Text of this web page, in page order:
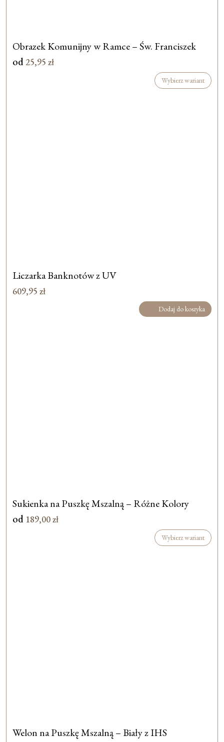
Obrazek Komunijny w Ramce – Św. Franciszek
od 25,95 zł
Wybierz wariant
Liczarka Banknotów z UV
609,95 zł
Dodaj do koszyka
Sukienka na Puszkę Mszalną – Różne Kolory
od 189,00zł
Wybierz wariant
Welon na Puszkę Mszalną – Biały z IHS